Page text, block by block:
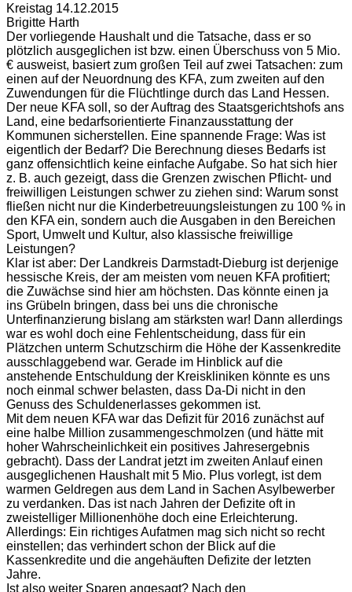
Kreistag 14.12.2015
Brigitte Harth
Der vorliegende Haushalt und die Tatsache, dass er so
plötzlich ausgeglichen ist bzw. einen Überschuss von 5 Mio.
€ ausweist, basiert zum großen Teil auf zwei Tatsachen: zum
einen auf der Neuordnung des KFA, zum zweiten auf den
Zuwendungen für die Flüchtlinge durch das Land Hessen.
Der neue KFA soll, so der Auftrag des Staatsgerichtshofs ans
Land, eine bedarfsorientierte Finanzausstattung der
Kommunen sicherstellen. Eine spannende Frage: Was ist
eigentlich der Bedarf? Die Berechnung dieses Bedarfs ist
ganz offensichtlich keine einfache Aufgabe. So hat sich hier
z. B. auch gezeigt, dass die Grenzen zwischen Pflicht- und
freiwilligen Leistungen schwer zu ziehen sind: Warum sonst
fließen nicht nur die Kinderbetreuungsleistungen zu 100 % in
den KFA ein, sondern auch die Ausgaben in den Bereichen
Sport, Umwelt und Kultur, also klassische freiwillige
Leistungen?
Klar ist aber: Der Landkreis Darmstadt-Dieburg ist derjenige
hessische Kreis, der am meisten vom neuen KFA profitiert;
die Zuwächse sind hier am höchsten. Das könnte einen ja
ins Grübeln bringen, dass bei uns die chronische
Unterfinanzierung bislang am stärksten war! Dann allerdings
war es wohl doch eine Fehlentscheidung, dass für ein
Plätzchen unterm Schutzschirm die Höhe der Kassenkredite
ausschlaggebend war. Gerade im Hinblick auf die
anstehende Entschuldung der Kreiskliniken könnte es uns
noch einmal schwer belasten, dass Da-Di nicht in den
Genuss des Schuldenerlasses gekommen ist.
Mit dem neuen KFA war das Defizit für 2016 zunächst auf
eine halbe Million zusammengeschmolzen (und hätte mit
hoher Wahrscheinlichkeit ein positives Jahresergebnis
gebracht). Dass der Landrat jetzt im zweiten Anlauf einen
ausgeglichenen Haushalt mit 5 Mio. Plus vorlegt, ist dem
warmen Geldregen aus dem Land in Sachen Asylbewerber
zu verdanken. Das ist nach Jahren der Defizite oft in
zweistelliger Millionenhöhe doch eine Erleichterung.
Allerdings: Ein richtiges Aufatmen mag sich nicht so recht
einstellen; das verhindert schon der Blick auf die
Kassenkredite und die angehäuften Defizite der letzten
Jahre.
Ist also weiter Sparen angesagt? Nach den